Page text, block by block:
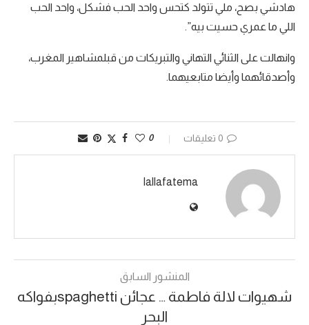
هادشي بصح، ملي تتولد كتحس واحد الحب فشكل، واحد الحب
اللي ما عمري حسيت بيه”.
وانهالت على الثنائي التهاني والتبريكات من قبلمشاهير المغرب،
وأصدقائهما وأيضا متابعيهما.
0 تعليقات 0
lallafatema
المنشور السابق
شهيوات لالة فاطمة … عجائن spaghettiبفواكه
البحر